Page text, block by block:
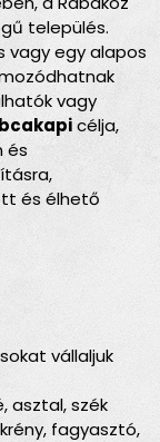
település.
vagy egy alapos
vagy
célja,
és
és élhető
vállaljuk
asztal, szék
fagyasztó,